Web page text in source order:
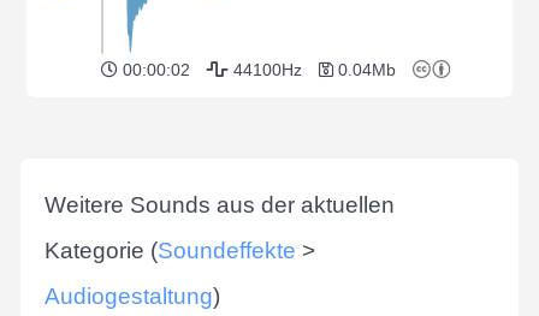
00:00:02 44100Hz 0.04Mb
Weitere Sounds aus der aktuellen
Kategorie (Soundeffekte >
Audiogestaltung)